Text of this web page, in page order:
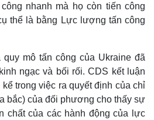
nhanh mà họ còn tiến công
thể là bằng Lực lượng tấn công
mô tấn công của Ukraine đã
ngạc và bối rối. CDS kết luận
trong việc ra quyết định của chỉ
bắc) của đối phương cho thấy sự
chất của các hành động của lực